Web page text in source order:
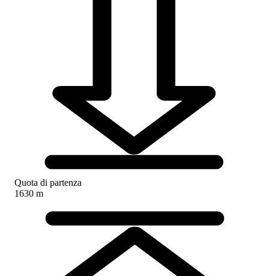
Quota di partenza
1630 m